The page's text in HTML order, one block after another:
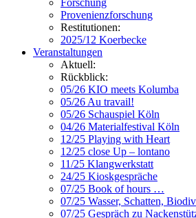
Forschung
Provenienzforschung
Restitutionen:
2025/12 Koerbecke
Veranstaltungen
Aktuell:
Rückblick:
05/26 KIO meets Kolumba
05/26 Au travail!
05/26 Schauspiel Köln
04/26 Materialfestival Köln
12/25 Playing with Heart
12/25 close Up – lontano
11/25 Klangwerkstatt
24/25 Kioskgespräche
07/25 Book of hours …
07/25 Wasser, Schatten,
07/25 Gespräch zu